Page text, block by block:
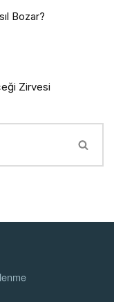
Bozar?
Zirvesi